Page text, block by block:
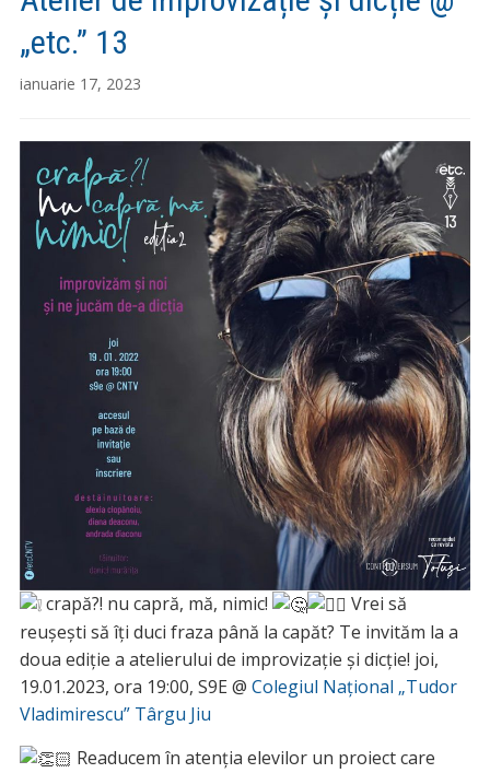
„etc.” 13
ianuarie 17, 2023
crapă?! nu capră, mă, nimic!
Vrei să
reușești să îți duci fraza până la capăt? Te invităm la a
doua ediție a atelierului de improvizație și dicție! joi,
19.01.2023, ora 19:00, S9E @ Colegiul Național „Tudor
Vladimirescu” Târgu Jiu
Readucem în atenția elevilor un proiect care